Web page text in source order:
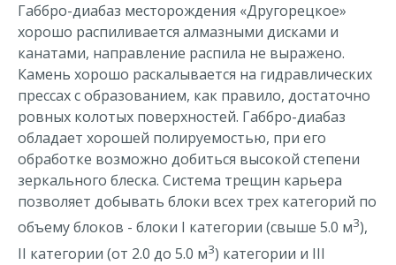
Габбро-диабаз месторождения «Другорецкое»
хорошо распиливается алмазными дисками и
канатами, направление распила не выражено.
Камень хорошо раскалывается на гидравлических
прессах с образованием, как правило, достаточно
ровных колотых поверхностей. Габбро-диабаз
обладает хорошей полируемостью, при его
обработке возможно добиться высокой степени
зеркального блеска. Система трещин карьера
позволяет добывать блоки всех трех категорий по
объему блоков - блоки I категории (свыше 5.0 м3),
II категории (от 2.0 до 5.0 м3) категории и III